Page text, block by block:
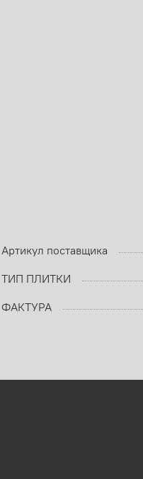
Артикул поставщика
ТИП ПЛИТКИ
ФАКТУРА